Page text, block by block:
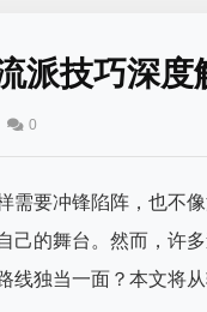
派技巧深度
0
需要冲锋陷阵，也不
己的舞台。然而，许
线独当一面？本文将